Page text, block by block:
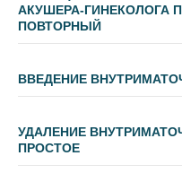
АКУШЕРА-ГИНЕКОЛОГА
ПОВТОРНЫЙ
ВВЕДЕНИЕ
УДАЛЕНИЕ
ПРОСТОЕ